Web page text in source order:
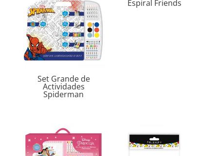
Set Grande de
Actividades
Spiderman
Espiral Friends